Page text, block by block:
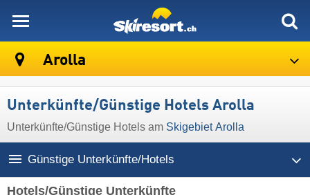
Arolla
Unterkünfte/Günstige Hotels Arolla
Unterkünfte/Günstige Hotels am Skigebiet Arolla
Günstige Unterkünfte/Hotels
Hotels/Günstige Unterkünfte